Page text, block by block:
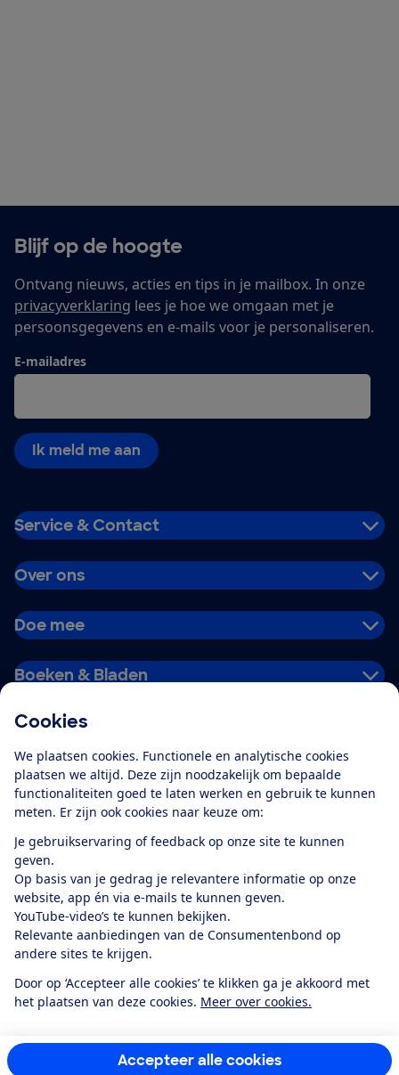
Cookies
We plaatsen cookies. Functionele en analytische cookies
plaatsen we altijd. Deze zijn noodzakelijk om bepaalde
functionaliteiten goed te laten werken en gebruik te kunnen
meten. Er zijn ook cookies naar keuze om:
Je gebruikservaring of feedback op onze site te kunnen
geven.
Op basis van je gedrag je relevantere informatie op onze
website, app én via e-mails te kunnen geven.
YouTube-video’s te kunnen bekijken.
Relevante aanbiedingen van de Consumentenbond op
andere sites te krijgen.
Door op ‘Accepteer alle cookies’ te klikken ga je akkoord met
het plaatsen van deze cookies. Meer over cookies.
Accepteer alle cookies
Blijf op de hoogte
Ontvang nieuws, acties en tips in je mailbox. In onze
privacyverklaring lees je hoe we omgaan met je
persoonsgegevens en e-mails voor je personaliseren.
E-mailadres
Ik meld me aan
Service & Contact
Over ons
Doe mee
Boeken & Bladen
Alles over de
app
Algemene Voorwaarden
Privacyverklaring
Cookiebeleid
Privacyvoorkeuren
Toegankelijkheid
RSS-feed nieuws
Facebook
TwitterInstagram
YoutubeLinkedIn
12.901consumentenbeoordelen de Consumentenbondmet gemiddeld